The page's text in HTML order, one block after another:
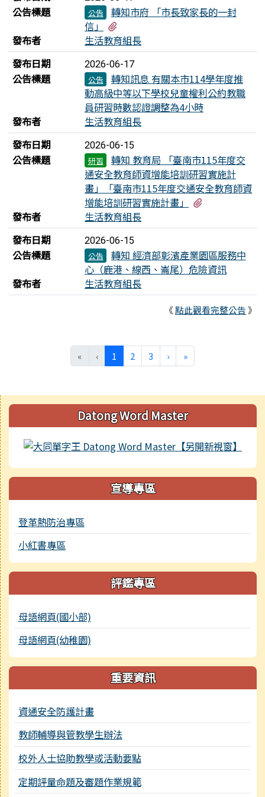
公告標題 公告
轉知市府 「市長致家長的一封
信」
發布者
生活教育組長
發布日期
2026-06-17
公告標題 公告
轉知訊息 有關本市114學年度推
動高級中等以下學校兒童權利公約教職
員研習時數認證調整為4小時
發布者
生活教育組長
發布日期
2026-06-15
公告標題 研習
轉知 教育局 「臺南市115年度交
通安全教育師資增能培訓研習實施計
畫」「臺南市115年度交通安全教育師資
增能培訓研習實施計畫」
發布者
生活教育組長
發布日期
2026-06-15
公告標題 公告
轉知 經濟部彰濱產業園區服務中
心（鹿港、線西、崙尾）危險資訊
發布者
生活教育組長
《點此觀看完整公告》
« ‹ 1 (目前頁次)
2 3 ›下一頁
»最後頁
右邊區域內容Datong Word Master
宣導專區
登革熱防治專區
小紅書專區
評鑑專區
母語網頁(國小部)
母語網頁(幼稚園)
重要資訊
資通安全防護計畫
教師輔導與管教學生辦法
校外人士協助教學或活動要點
定期評量命題及審題作業規範